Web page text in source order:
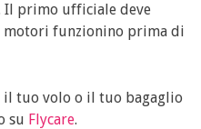
Il primo ufficiale deve
funzionino prima di
il tuo volo o il tuo bagaglio
su Flycare.